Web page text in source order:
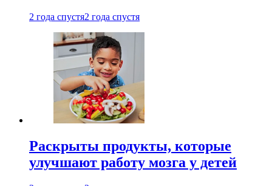
2 года спустя2 года спустя
Раскрыты продукты, которые
улучшают работу мозга у детей